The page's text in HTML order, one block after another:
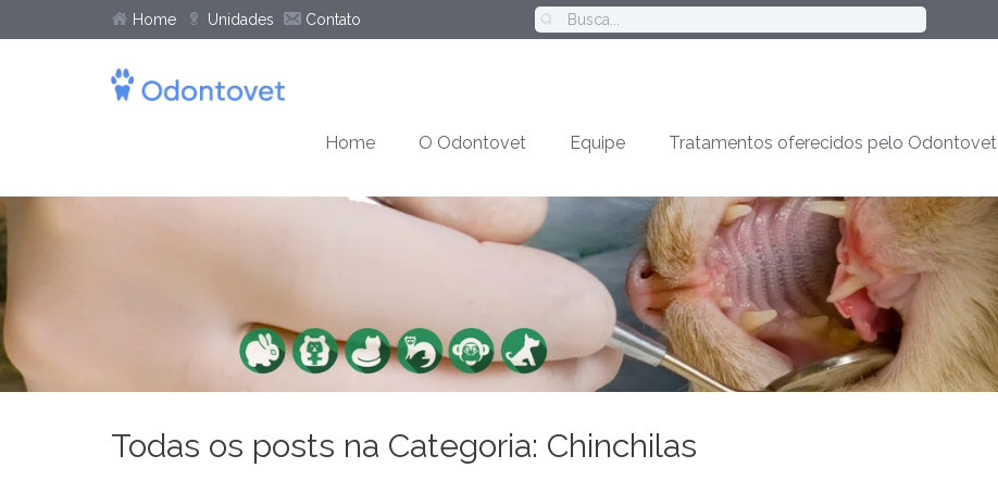
Home Unidades Contato
Home O Odontovet Equipe Tratamentos oferecidos pelo Odontovet
Todas os posts na Categoria: Chinchilas